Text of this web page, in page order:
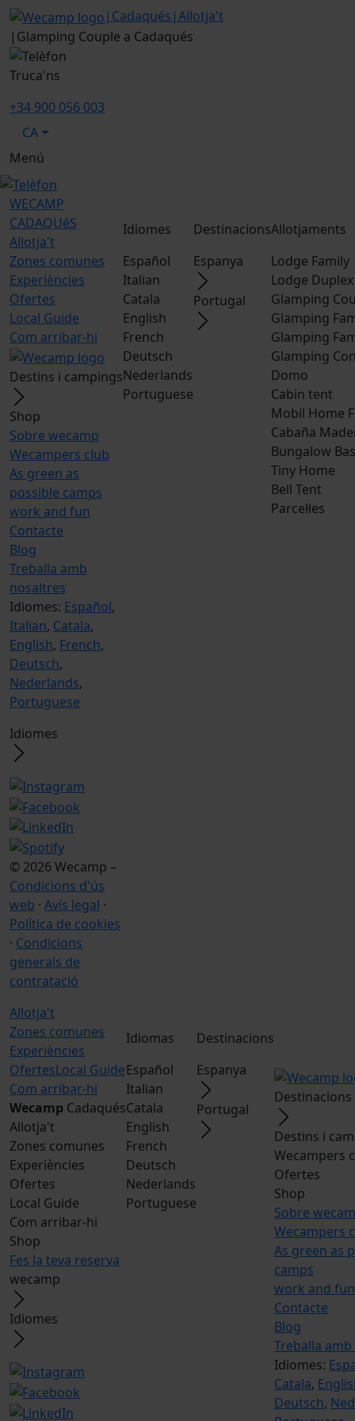
| Cadaqués |Allotja't
| Glamping Couple a Cadaqués
Truca'ns
+34 900 056 003
CA
Menú
WECAMP
CADAQUéS
Allotja't
Zones comunes
Experiències
Ofertes
Local Guide
Com arribar-hi
Destins i campings
Shop
Sobre wecamp
Wecampers club
As green as
possible camps
work and fun
Contacte
Blog
Treballa amb
nosaltres
Idiomes: Español,
Italian, Catala,
English, French,
Deutsch,
Nederlands,
Portuguese
Idiomes
© 2026 Wecamp –
Condicions d'ús
web · Avís legal ·
Política de cookies
· Condicions
generals de
contratació
Idiomes
Español
Italian
Catala
English
French
Deutsch
Nederlands
Portuguese
Destinacions
Espanya
Portugal
Allotjaments
Lodge Family
Lodge Duplex
Glamping
Glamping
Glamping
Glamping
Domo
Cabin tent
Mobil Home
Cabaña
Bungalow
Tiny Home
Bell Tent
Parcel·les
Allotja't
Zones comunes
Experiències
OfertesLocal Guide
Com arribar-hi
Wecamp Cadaqués
Allotja't
Zones comunes
Experiències
Ofertes
Local Guide
Com arribar-hi
Shop
Fes la teva reserva
wecamp
Idiomes
Idiomas
Español
Italian
Catala
English
French
Deutsch
Nederlands
Portuguese
Destinacions
Espanya
Portugal
Destins i
Wecampers
Ofertes
Shop
Sobre
Wecampers
As green as
camps
work and fun
Contacte
Blog
Treballa
Idiomes:
Catala,
Deutsch,